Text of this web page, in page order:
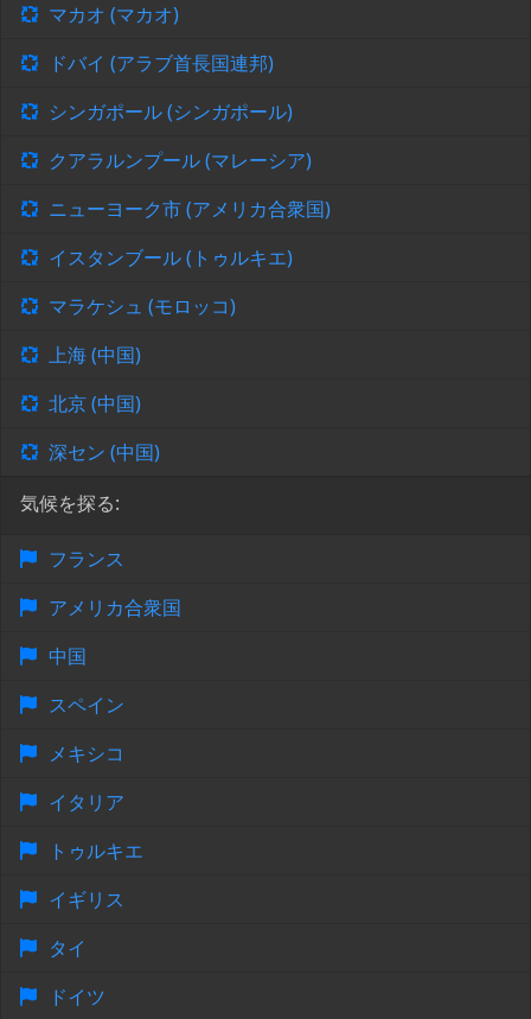
マカオ (マカオ)
ドバイ (アラブ首長国連邦)
シンガポール (シンガポール)
クアラルンプール (マレーシア)
ニューヨーク市 (アメリカ合衆国)
イスタンブール (トゥルキエ)
マラケシュ (モロッコ)
上海 (中国)
北京 (中国)
深セン (中国)
気候を探る:
フランス
アメリカ合衆国
中国
スペイン
メキシコ
イタリア
トゥルキエ
イギリス
タイ
ドイツ